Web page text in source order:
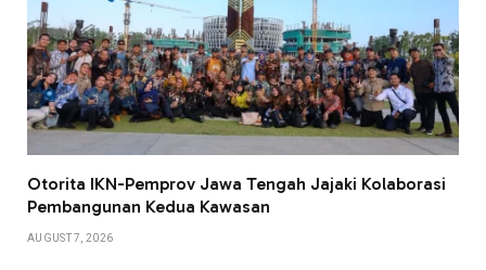
Otorita IKN-Pemprov Jawa Tengah Jajaki Kolaborasi
Pembangunan Kedua Kawasan
AUGUST 7, 2026